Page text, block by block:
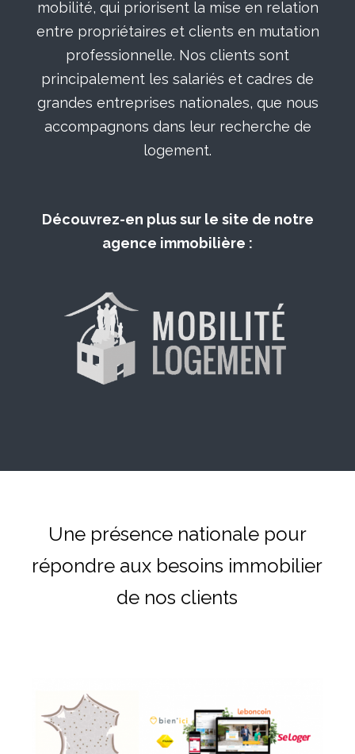
mobilité, qui priorisent la mise en relation
entre propriétaires et clients en mutation
professionnelle. Nos clients sont
principalement les salariés et cadres de
grandes entreprises nationales, que nous
accompagnons dans leur recherche de
logement.
Découvrez-en plus sur le site de notre
agence immobilière :
Une présence nationale pour
répondre aux besoins immobilier
de nos clients